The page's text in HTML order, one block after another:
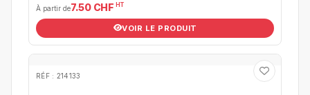
À partir de7.50 CHF HT
VOIR LE PRODUIT
RÉF : 214133